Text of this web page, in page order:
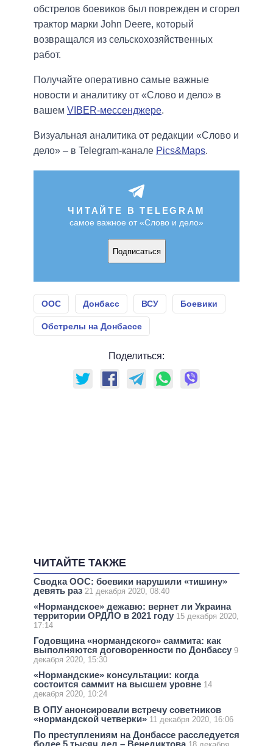
обстрелов боевиков был поврежден и сгорел
трактор марки John Deere, который
возвращался из сельскохозяйственных
работ.
Получайте оперативно самые важные
новости и аналитику от «Слово и дело» в
вашем VIBER-мессенджере.
Визуальная аналитика от редакции «Слово и
дело» – в Telegram-канале Pics&Maps.
ЧИТАЙТЕ В TELEGRAM
самое важное от «Слово и дело»
Подписаться
ООС Донбасс ВСУ Боевики
Обстрелы на Донбассе
Поделиться:
ЧИТАЙТЕ ТАКЖЕ
Сводка ООС: боевики нарушили «тишину»
девять раз 21 декабря 2020, 08:40
«Нормандское» дежавю: вернет ли Украина
территории ОРДЛО в 2021 году 15 декабря 2020,
17:14
Годовщина «нормандского» саммита: как
выполняются договоренности по Донбассу 9
декабря 2020, 15:30
«Нормандские» консультации: когда
состоится саммит на высшем уровне 14
декабря 2020, 10:24
В ОПУ анонсировали встречу советников
«нормандской четверки» 11 декабря 2020, 16:06
По преступлениям на Донбассе расследуется
более 5 тысяч дел – Венедиктова